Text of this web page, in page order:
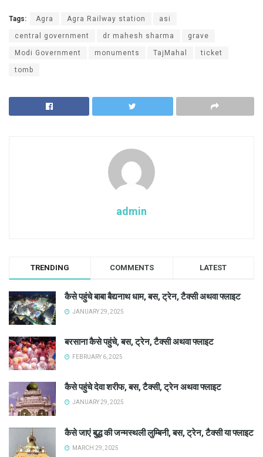
Tags: Agra Agra Railway station asi
central government dr mahesh sharma grave
Modi Government monuments TajMahal ticket
tomb
admin
TRENDING COMMENTS LATEST
कैसे पहुंचे बाबा बैद्यनाथ धाम, बस, ट्रेन, टैक्सी अथवा फ्लाइट
JANUARY 29, 2025
बरसाना कैसे पहुंचे, बस, ट्रेन, टैक्सी अथवा फ्लाइट
FEBRUARY 6, 2025
कैसे पहुंचे देवा शरीफ, बस, टैक्सी, ट्रेन अथवा फ्लाइट
JANUARY 29, 2025
कैसे जाएं बुद्ध की जन्मस्थली लुम्बिनी, बस, ट्रेन, टैक्सी या फ्लाइट
MARCH 29, 2025